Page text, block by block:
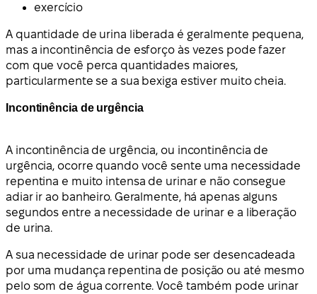
exercício
A quantidade de urina liberada é geralmente pequena,
mas a incontinência de esforço às vezes pode fazer
com que você perca quantidades maiores,
particularmente se a sua bexiga estiver muito cheia.
Incontinência de urgência
A incontinência de urgência, ou incontinência de
urgência, ocorre quando você sente uma necessidade
repentina e muito intensa de urinar e não consegue
adiar ir ao banheiro. Geralmente, há apenas alguns
segundos entre a necessidade de urinar e a liberação
de urina.
A sua necessidade de urinar pode ser desencadeada
por uma mudança repentina de posição ou até mesmo
pelo som de água corrente. Você também pode urinar